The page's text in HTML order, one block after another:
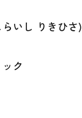
いし りきひさ)
ク